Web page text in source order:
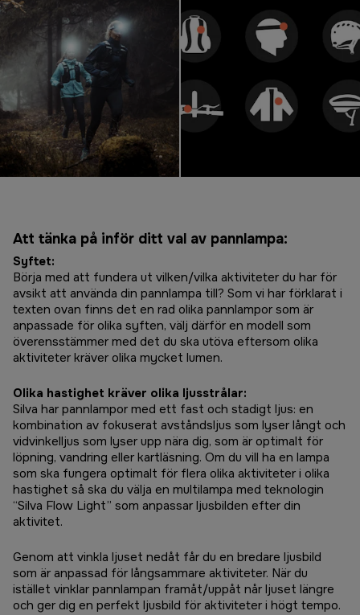
Att tänka på inför ditt val av pannlampa:
Syftet:
Börja med att fundera ut vilken/vilka aktiviteter du har för
avsikt att använda din pannlampa till? Som vi har förklarat i
texten ovan finns det en rad olika pannlampor som är
anpassade för olika syften, välj därför en modell som
överensstämmer med det du ska utöva eftersom olika
aktiviteter kräver olika mycket lumen.
Olika hastighet kräver olika ljusstrålar:
Silva har pannlampor med ett fast och stadigt ljus: en
kombination av fokuserat avståndsljus som lyser långt och
vidvinkelljus som lyser upp nära dig, som är optimalt för
löpning, vandring eller kartläsning. Om du vill ha en lampa
som ska fungera optimalt för flera olika aktiviteter i olika
hastighet så ska du välja en multilampa med teknologin
“Silva Flow Light” som anpassar ljusbilden efter din
aktivitet.
Genom att vinkla ljuset nedåt får du en bredare ljusbild
som är anpassad för långsammare aktiviteter. När du
istället vinklar pannlampan framåt/uppåt når ljuset längre
och ger dig en perfekt ljusbild för aktiviteter i högt tempo.